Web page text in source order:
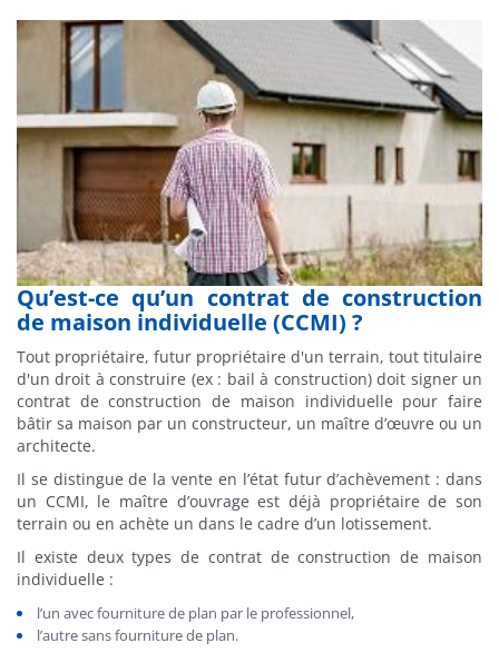
Qu’est-ce qu’un contrat de construction
de maison individuelle (CCMI) ?
Tout propriétaire, futur propriétaire d'un terrain, tout titulaire
d'un droit à construire (ex : bail à construction) doit signer un
contrat de construction de maison individuelle pour faire
bâtir sa maison par un constructeur, un maître d’œuvre ou un
architecte.
Il se distingue de la vente en l’état futur d’achèvement : dans
un CCMI, le maître d’ouvrage est déjà propriétaire de son
terrain ou en achète un dans le cadre d’un lotissement.
Il existe deux types de contrat de construction de maison
individuelle :
l’un avec fourniture de plan par le professionnel,
l’autre sans fourniture de plan.